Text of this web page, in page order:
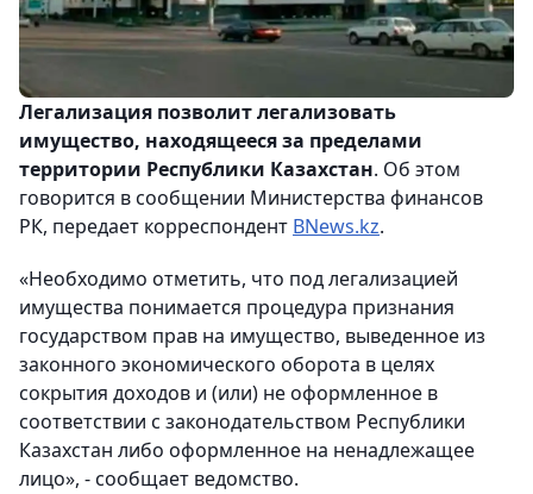
Легализация позволит легализовать
имущество, находящееся за пределами
территории Республики Казахстан. Об этом
говорится в сообщении Министерства финансов
РК, передает корреспондент BNews.kz.
«Необходимо отметить, что под легализацией
имущества понимается процедура признания
государством прав на имущество, выведенное из
законного экономического оборота в целях
сокрытия доходов и (или) не оформленное в
соответствии с законодательством Республики
Казахстан либо оформленное на ненадлежащее
лицо», - сообщает ведомство.